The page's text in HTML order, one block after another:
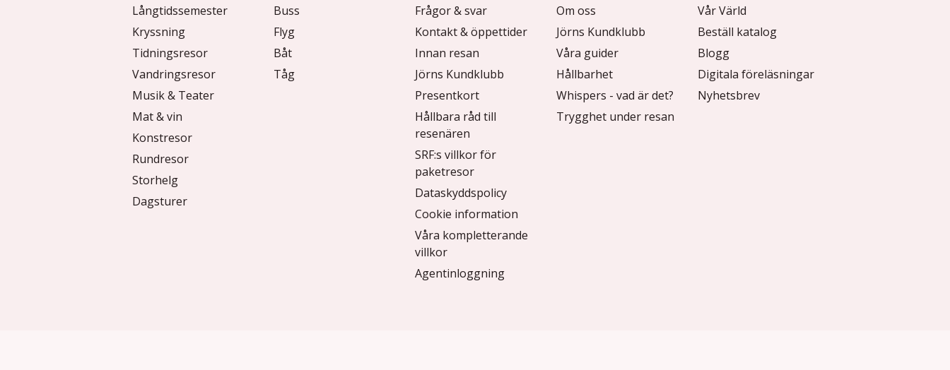
Långtidssemester
Kryssning
Tidningsresor
Vandringsresor
Musik & Teater
Mat & vin
Konstresor
Rundresor
Storhelg
Dagsturer
Buss
Flyg
Båt
Tåg
Frågor & svar
Kontakt & öppettider
Innan resan
Jörns Kundklubb
Presentkort
Hållbara råd till
resenären
SRF:s villkor för
paketresor
Dataskyddspolicy
Cookie information
Våra kompletterande
villkor
Agentinloggning
Om oss
Jörns Kundklubb
Våra guider
Hållbarhet
Whispers - vad är det?
Trygghet under resan
Vår Värld
Beställ katalog
Blogg
Digitala föreläsningar
Nyhetsbrev